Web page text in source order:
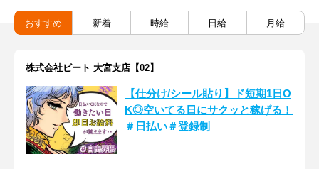
おすすめ 新着 時給 日給 月給
株式会社ビート 大宮支店【02】
【仕分け/シール貼り】ド短期1日O
K◎空いてる日にサクッと稼げる！
＃日払い＃登録制